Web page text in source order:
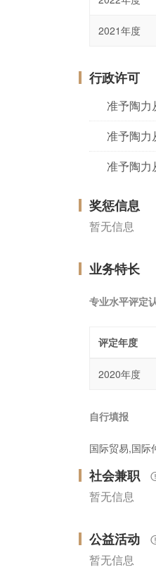
2021年度
行政许可
准予陶力
准予陶力
准予陶力
奖惩信息
暂无信息
业务特长
专业水平评定
评定年度
2020年度
自行填报
国际贸易,国际
社会兼职
暂无信息
公益活动
暂无信息